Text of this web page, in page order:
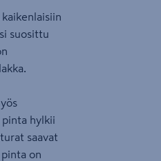
suosittu
hylkii
saavat
on